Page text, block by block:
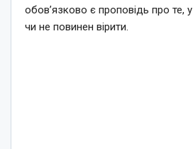
обов’язково є проповідь про те,
чи не повинен вірити.